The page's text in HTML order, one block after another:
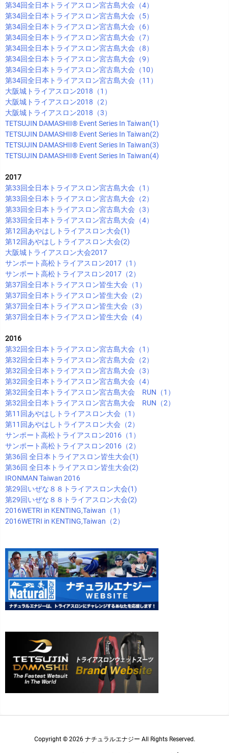
第34回全日本トライアスロン宮古島大会（4）
第34回全日本トライアスロン宮古島大会（5）
第34回全日本トライアスロン宮古島大会（6）
第34回全日本トライアスロン宮古島大会（7）
第34回全日本トライアスロン宮古島大会（8）
第34回全日本トライアスロン宮古島大会（9）
第34回全日本トライアスロン宮古島大会（10）
第34回全日本トライアスロン宮古島大会（11）
大阪城トライアスロン2018（1）
大阪城トライアスロン2018（2）
大阪城トライアスロン2018（3）
TETSUJIN DAMASHII®︎ Event Series In Taiwan(1)
TETSUJIN DAMASHII®︎ Event Series In Taiwan(2)
TETSUJIN DAMASHII®︎ Event Series In Taiwan(3)
TETSUJIN DAMASHII®︎ Event Series In Taiwan(4)
2017
第33回全日本トライアスロン宮古島大会（1）
第33回全日本トライアスロン宮古島大会（2）
第33回全日本トライアスロン宮古島大会（3）
第33回全日本トライアスロン宮古島大会（4）
第12回あやはしトライアスロン大会(1)
第12回あやはしトライアスロン大会(2)
大阪城トライアスロン大会2017
サンポート高松トライアスロン2017（1）
サンポート高松トライアスロン2017（2）
第37回全日本トライアスロン皆生大会（1）
第37回全日本トライアスロン皆生大会（2）
第37回全日本トライアスロン皆生大会（3）
第37回全日本トライアスロン皆生大会（4）
2016
第32回全日本トライアスロン宮古島大会（1）
第32回全日本トライアスロン宮古島大会（2）
第32回全日本トライアスロン宮古島大会（3）
第32回全日本トライアスロン宮古島大会（4）
第32回全日本トライアスロン宮古島大会 RUN（1）
第32回全日本トライアスロン宮古島大会 RUN（2）
第11回あやはしトライアスロン大会（1）
第11回あやはしトライアスロン大会（2）
サンポート高松トライアスロン2016（1）
サンポート高松トライアスロン2016（2）
第36回 全日本トライアスロン皆生大会(1)
第36回 全日本トライアスロン皆生大会(2)
IRONMAN Taiwan 2016
第29回いぜな８８トライアスロン大会(1)
第29回いぜな８８トライアスロン大会(2)
2016WETRI in KENTING,Taiwan（1）
2016WETRI in KENTING,Taiwan（2）
Copyright © 2026 ナチュラルエナジー All Rights Reserved.